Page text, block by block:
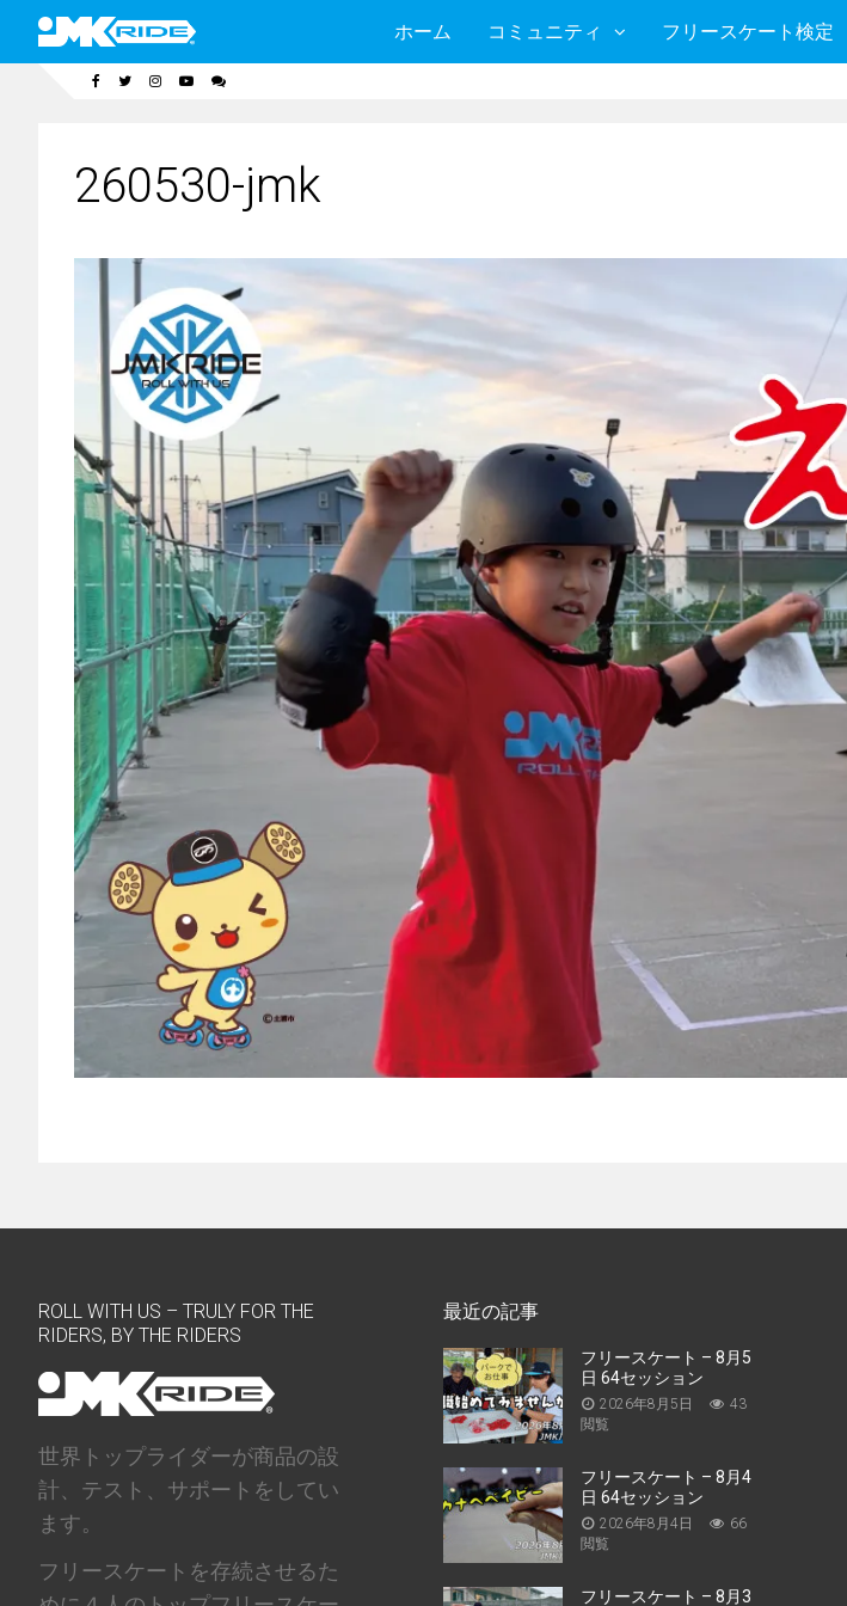
ホーム コミュニティ フリースケート検定
260530-jmk
ROLL WITH US – TRULY FOR THE
RIDERS, BY THE RIDERS
世界トップライダーが商品の設
計、テスト、サポートをしてい
ます。
フリースケートを存続させるた
最近の記事
フリースケート – 8月5
日 64セッション
2026年8月5日
43
閲覧
フリースケート – 8月4
日 64セッション
2026年8月4日
66
閲覧
フリースケート – 8月3